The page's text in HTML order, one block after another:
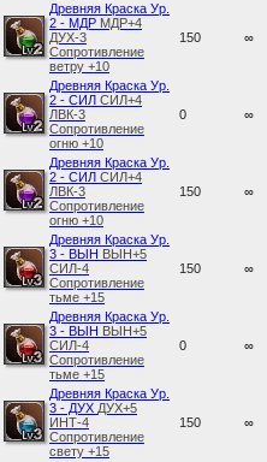
Древняя Краска Ур.
2 - МДР МДР+4
ДУХ-3
Сопротивление
ветру +10
150 ∞
Древняя Краска Ур.
2 - СИЛ СИЛ+4
ЛВК-3
Сопротивление
огню +10
0 ∞
Древняя Краска Ур.
2 - СИЛ СИЛ+4
ЛВК-3
Сопротивление
огню +10
150 ∞
Древняя Краска Ур.
3 - ВЫН ВЫН+5
СИЛ-4
Сопротивление
тьме +15
150 ∞
Древняя Краска Ур.
3 - ВЫН ВЫН+5
СИЛ-4
Сопротивление
тьме +15
0 ∞
Древняя Краска Ур.
3 - ДУХ ДУХ+5
ИНТ-4
Сопротивление
свету +15
150 ∞